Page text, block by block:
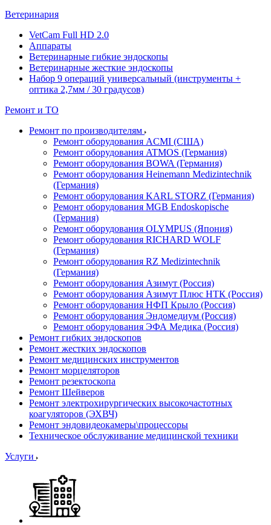
Ветеринария
VetCam Full HD 2.0
Аппараты
Ветеринарные гибкие эндоскопы
Ветеринарные жесткие эндоскопы
Набор 9 операций универсальный (инструменты +
оптика 2,7мм / 30 градусов)
Ремонт и ТО
Ремонт по производителям
Ремонт оборудования ACMI (США)
Ремонт оборудования ATMOS (Германия)
Ремонт оборудования BOWA (Германия)
Ремонт оборудования Heinemann Medizintechnik
(Германия)
Ремонт оборудования KARL STORZ (Германия)
Ремонт оборудования MGB Endoskopische
(Германия)
Ремонт оборудования OLYMPUS (Япония)
Ремонт оборудования RICHARD WOLF
(Германия)
Ремонт оборудования RZ Medizintechnik
(Германия)
Ремонт оборудования Азимут (Россия)
Ремонт оборудования Азимут Плюс НТК (Россия)
Ремонт оборудования НФП Крыло (Россия)
Ремонт оборудования Эндомедиум (Россия)
Ремонт оборудования ЭФА Медика (Россия)
Ремонт гибких эндоскопов
Ремонт жестких эндоскопов
Ремонт медицинских инструментов
Ремонт морцеляторов
Ремонт резектоскопа
Ремонт Шейверов
Ремонт электрохирургических высокочастотных
коагуляторов (ЭХВЧ)
Ремонт эндовидеокамеры\процессоры
Техническое обслуживание медицинской техники
Услуги